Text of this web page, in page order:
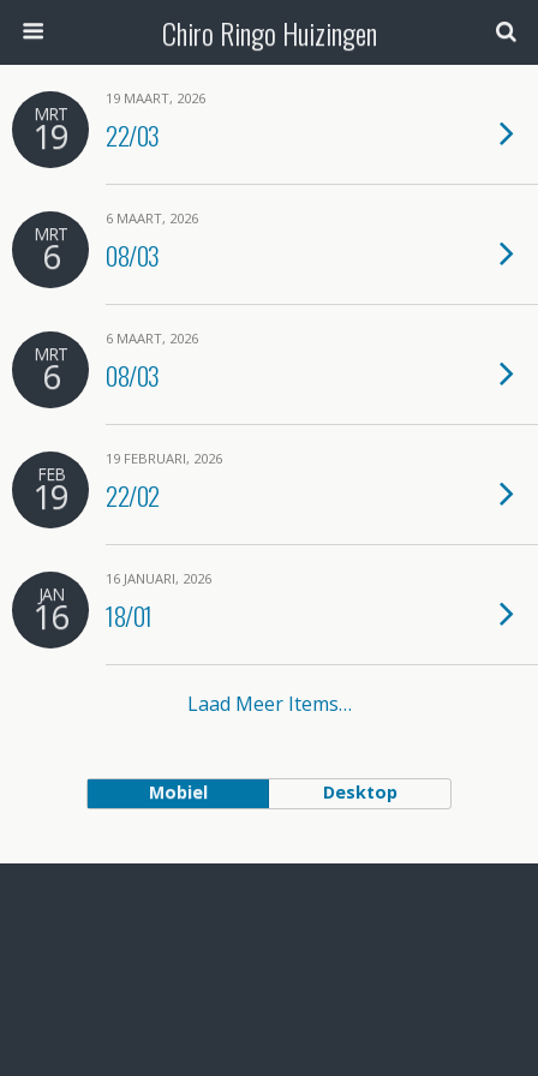
Chiro Ringo Huizingen
MRT
19
19 MAART, 2026
22/03
MRT
6
6 MAART, 2026
08/03
MRT
6
6 MAART, 2026
08/03
FEB
19
19 FEBRUARI, 2026
22/02
JAN
16
16 JANUARI, 2026
18/01
Laad Meer Items…
Mobiel Desktop